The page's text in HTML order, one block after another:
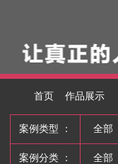
首页 作品展示
案例类型 ： 全部
案例分类 ： 全部